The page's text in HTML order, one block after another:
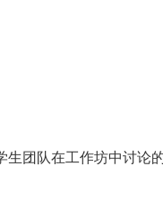
团队在工作坊中讨论的